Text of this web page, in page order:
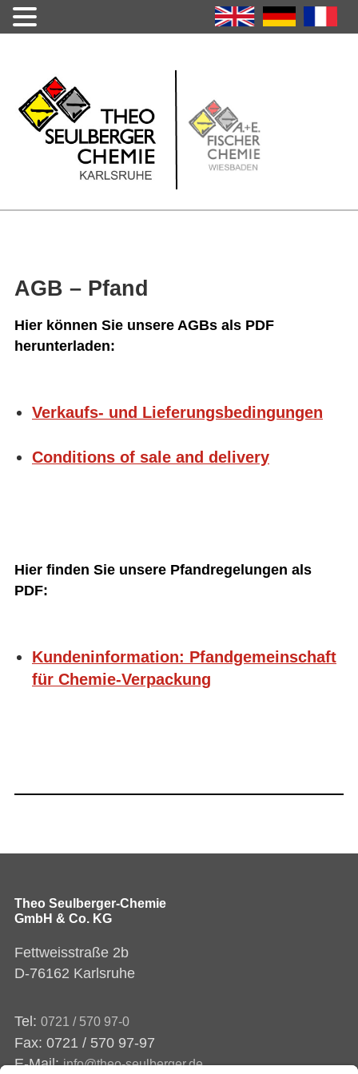
AGB – Pfand
Hier können Sie unsere AGBs als PDF
herunterladen:
Verkaufs- und Lieferungsbedingungen
Conditions of sale and delivery
Hier finden Sie unsere Pfandregelungen als
PDF:
Kundeninformation: Pfandgemeinschaft
für Chemie-Verpackung
Theo Seulberger-Chemie
GmbH & Co. KG
Fettweisstraße 2b
D-76162 Karlsruhe
Tel: 0721 / 570 97-0
Fax: 0721 / 570 97-97
E-Mail:info@theo-seulberger.de